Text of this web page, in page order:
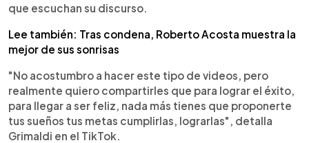
que escuchan su discurso.
Lee también: Tras condena, Roberto Acosta muestra la
mejor de sus sonrisas
"No acostumbro a hacer este tipo de videos, pero
realmente quiero compartirles que para lograr el éxito,
para llegar a ser feliz, nada más tienes que proponerte
tus sueños tus metas cumplirlas, lograrlas", detalla
Grimaldi en el TikTok.